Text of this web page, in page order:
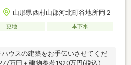
山形県西村山郡河北町谷地所岡２
更地
本下水
ウスの建築をお手伝いさせてくだ
万円＋建物参考1920万円(税込)＝